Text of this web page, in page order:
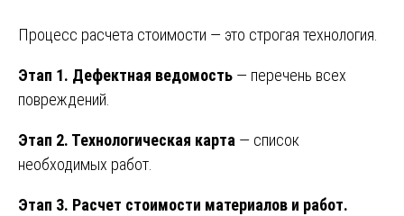
Процесс расчета стоимости — это строгая технология.
Этап 1. Дефектная ведомость — перечень всех
повреждений.
Этап 2. Технологическая карта — список
необходимых работ.
Этап 3. Расчет стоимости материалов и работ.